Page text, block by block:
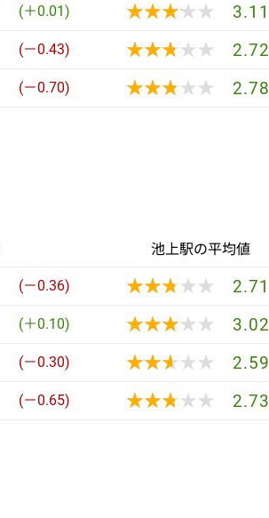
(＋0.01) ★★★★★
★★★★★ 3.11
(－0.43) ★★★★★
★★★★★ 2.72
(－0.70) ★★★★★
★★★★★ 2.78
池上駅の平均値
(－0.36) ★★★★★
★★★★★ 2.71
(＋0.10) ★★★★★
★★★★★ 3.02
(－0.30) ★★★★★
★★★★★ 2.59
(－0.65) ★★★★★
★★★★★ 2.73